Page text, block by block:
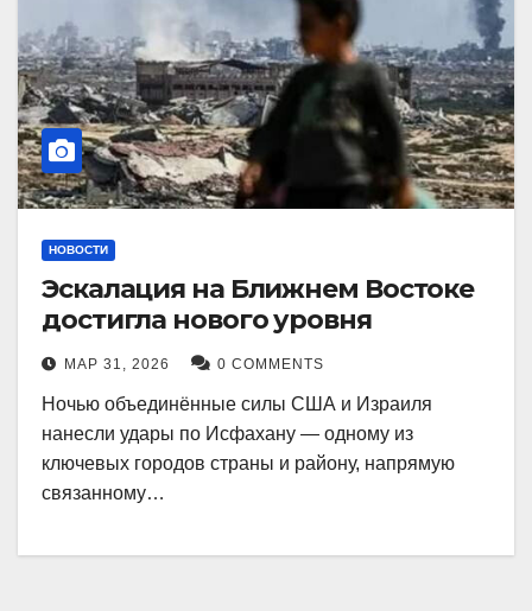
НОВОСТИ
Эскалация на Ближнем Востоке
достигла нового уровня
МАР 31, 2026 0 COMMENTS
Ночью объединённые силы США и Израиля
нанесли удары по Исфахану — одному из
ключевых городов страны и району, напрямую
связанному…